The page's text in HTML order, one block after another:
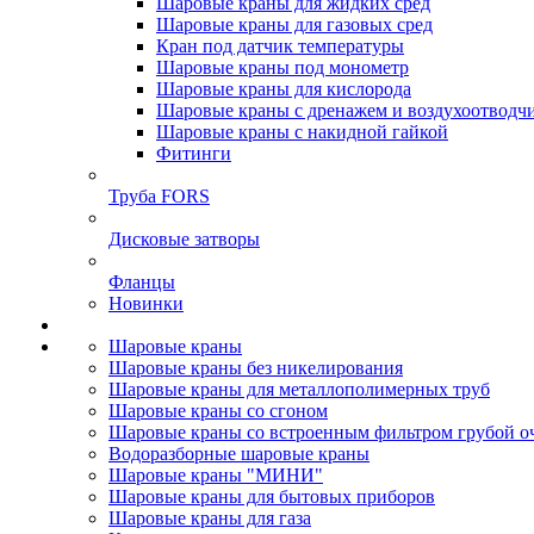
Шаровые краны для газовых сред
Кран под датчик температуры
Шаровые краны под монометр
Шаровые краны для кислорода
Шаровые краны с дренажем и
Шаровые краны с накидной гайкой
Фитинги
Труба FORS
Дисковые затворы
Фланцы
Новинки
Шаровые краны
Шаровые краны без никелирования
Шаровые краны для металлополимерных труб
Шаровые краны со сгоном
Шаровые краны со встроенным фильтром грубой
Водоразборные шаровые краны
Шаровые краны "МИНИ"
Шаровые краны для бытовых приборов
Шаровые краны для газа